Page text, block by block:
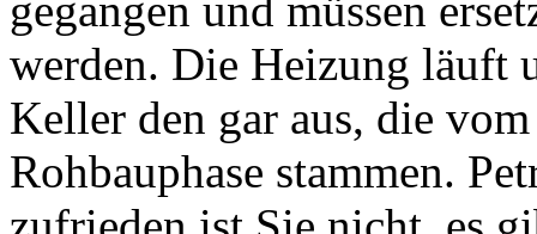
werden. Die Heizung läuft
Keller den gar aus, die
Rohbauphase stammen.